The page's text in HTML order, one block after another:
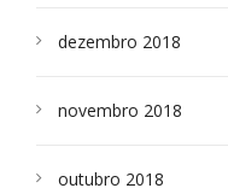
dezembro 2018
novembro 2018
outubro 2018